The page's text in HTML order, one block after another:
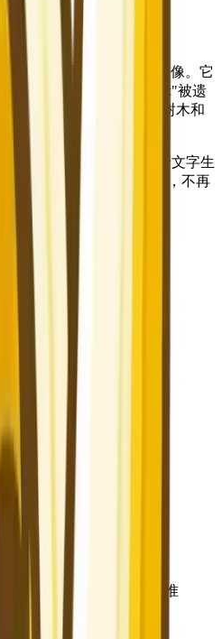
是艺术品而非AI输出的图像。它
审美细微之处。当你提示"被遗
Midjourney 不仅仅生成树木和
。
面带来了显著改进，尽管文字生
网页应用使平台更加易用，不再
张图/月，商业许可
放松模式，15小时快速
生成图像的情感深度
图像具有专业导演的水准
享创作可供灵感参考